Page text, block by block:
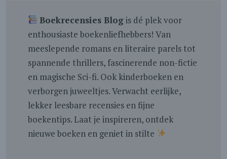
Boekrecensies Blogis dé plek voor
enthousiaste boekenliefhebbers! Van
meeslepende romans en literaire parels tot
spannende thrillers, fascinerende non-fictie
en magische Sci-fi. Ook kinderboeken en
verborgen juweeltjes. Verwacht eerlijke,
lekker leesbare recensies en fijne
boekentips. Laat je inspireren, ontdek
nieuwe boeken en geniet in stilte